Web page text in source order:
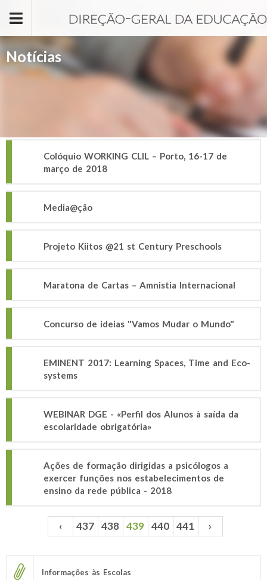
Notícias
Colóquio WORKING CLIL – Porto, 16-17 de
março de 2018
Media@ção
Projeto Kiitos @21 st Century Preschools
Maratona de Cartas – Amnistia Internacional
Concurso de ideias "Vamos Mudar o Mundo"
EMINENT 2017: Learning Spaces, Time and Eco-
systems
WEBINAR DGE - «Perfil dos Alunos à saída da
escolaridade obrigatória»
Ações de formação dirigidas a psicólogos a
exercer funções nos estabelecimentos de
ensino da rede pública - 2018
Páginas ‹ 437 438 439 440 441 ›
Informações às Escolas